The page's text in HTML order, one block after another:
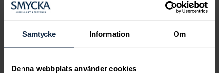
Samtycke Information Om
Denna webbplats använder cookies
drömring för varje tillfälle i livet. Bokar du
perfekt för just din stil och smak.